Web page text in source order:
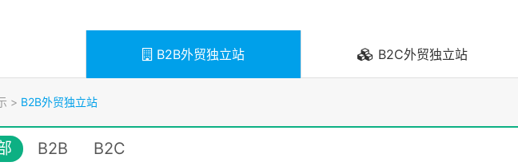
B2B外贸独立站 B2C外贸独立站
> B2B外贸独立站
B2B B2C